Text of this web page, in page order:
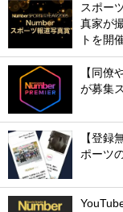
スポー
真家が
トを開
【同僚
が募集
【登録
ポーツ